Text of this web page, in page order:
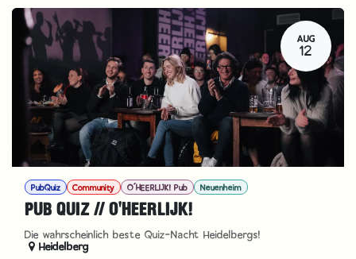
AUG
12
PubQuiz Community O´HEERLIJK! Pub Neuenheim
PUB QUIZ // O'HEERLIJK!
Die wahrscheinlich beste Quiz-Nacht Heidelbergs!
Heidelberg